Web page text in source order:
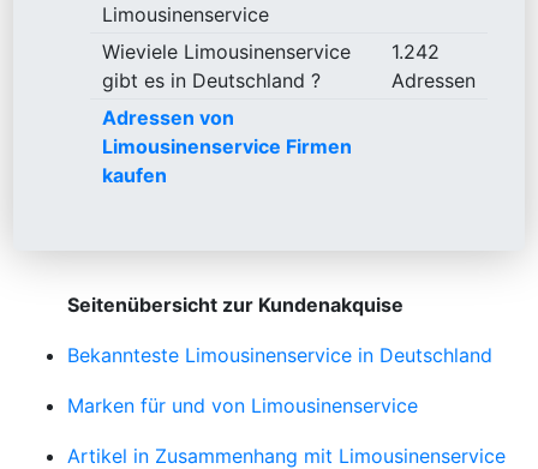
Limousinenservice
Wieviele Limousinenservice
gibt es in Deutschland ?
1.242
Adressen
Adressen von
Limousinenservice Firmen
kaufen
Seitenübersicht zur Kundenakquise
Bekannteste Limousinenservice in Deutschland
Marken für und von Limousinenservice
Artikel in Zusammenhang mit Limousinenservice